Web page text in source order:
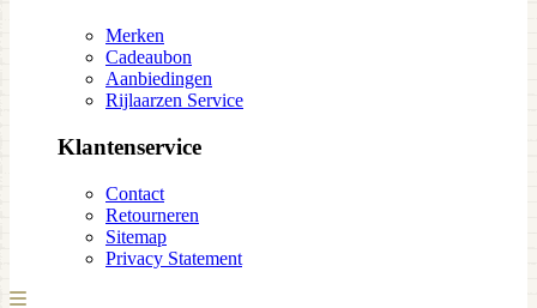
Merken
Cadeaubon
Aanbiedingen
Rijlaarzen Service
Klantenservice
Contact
Retourneren
Sitemap
Privacy Statement